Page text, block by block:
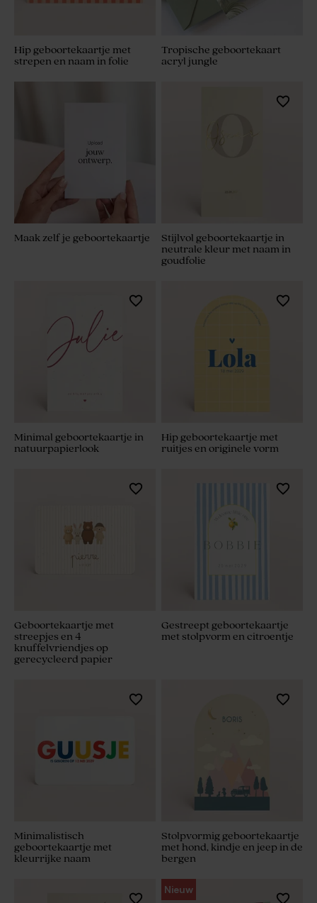
Maak zelf je geboortekaartje
Hip geboortekaartje met
strepen en naam in folie
Tropische geboortekaart
acryl jungle
Stijlvol geboortekaartje in
neutrale kleur met naam in
goudfolie
Minimal geboortekaartje in
natuurpapierlook
Hip geboortekaartje met
ruitjes en originele vorm
Geboortekaartje met
streepjes en 4
knuffelvriendjes op
gerecycleerd papier
Gestreept geboortekaartje
met stolpvorm en citroentje
Minimalistisch
geboortekaartje met
kleurrijke naam
Stolpvormig geboortekaartje
met hond, kindje en jeep in de
bergen
Nieuw